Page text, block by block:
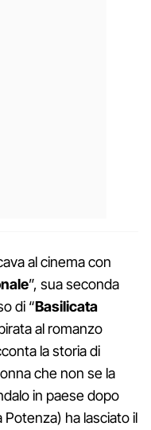
al cinema con
”, sua seconda
di “Basilicata
al romanzo
la storia di
che non se la
in paese dopo
Potenza) ha lasciato il